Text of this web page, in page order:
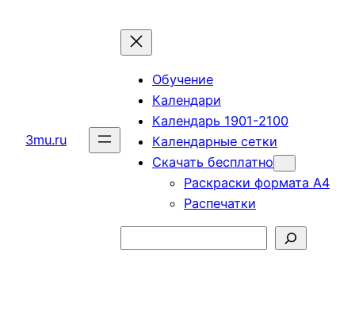
3mu.ru
Обучение
Календари
Календарь 1901-2100
Календарные сетки
Скачать бесплатно
Раскраски формата А4
Распечатки